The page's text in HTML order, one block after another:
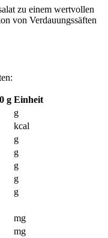
zu einem wertvollen
von Verdauungssäften
g Einheit
g
kcal
g
g
g
g
g
mg
mg